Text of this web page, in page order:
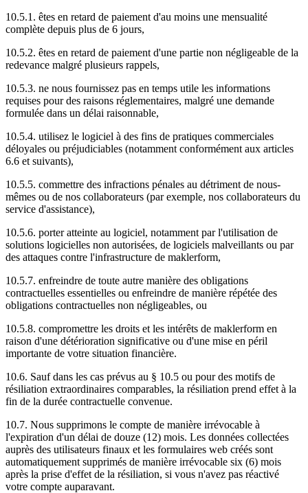
10.5.1. êtes en retard de paiement d'au moins une mensualité
complète depuis plus de 6 jours,
10.5.2. êtes en retard de paiement d'une partie non négligeable de la
redevance malgré plusieurs rappels,
10.5.3. ne nous fournissez pas en temps utile les informations
requises pour des raisons réglementaires, malgré une demande
formulée dans un délai raisonnable,
10.5.4. utilisez le logiciel à des fins de pratiques commerciales
déloyales ou préjudiciables (notamment conformément aux articles
6.6 et suivants),
10.5.5. commettre des infractions pénales au détriment de nous-
mêmes ou de nos collaborateurs (par exemple, nos collaborateurs du
service d'assistance),
10.5.6. porter atteinte au logiciel, notamment par l'utilisation de
solutions logicielles non autorisées, de logiciels malveillants ou par
des attaques contre l'infrastructure de maklerform,
10.5.7. enfreindre de toute autre manière des obligations
contractuelles essentielles ou enfreindre de manière répétée des
obligations contractuelles non négligeables, ou
10.5.8. compromettre les droits et les intérêts de maklerform en
raison d'une détérioration significative ou d'une mise en péril
importante de votre situation financière.
10.6. Sauf dans les cas prévus au § 10.5 ou pour des motifs de
résiliation extraordinaires comparables, la résiliation prend effet à la
fin de la durée contractuelle convenue.
10.7. Nous supprimons le compte de manière irrévocable à
l'expiration d'un délai de douze (12) mois. Les données collectées
auprès des utilisateurs finaux et les formulaires web créés sont
automatiquement supprimés de manière irrévocable six (6) mois
après la prise d'effet de la résiliation, si vous n'avez pas réactivé
votre compte auparavant.